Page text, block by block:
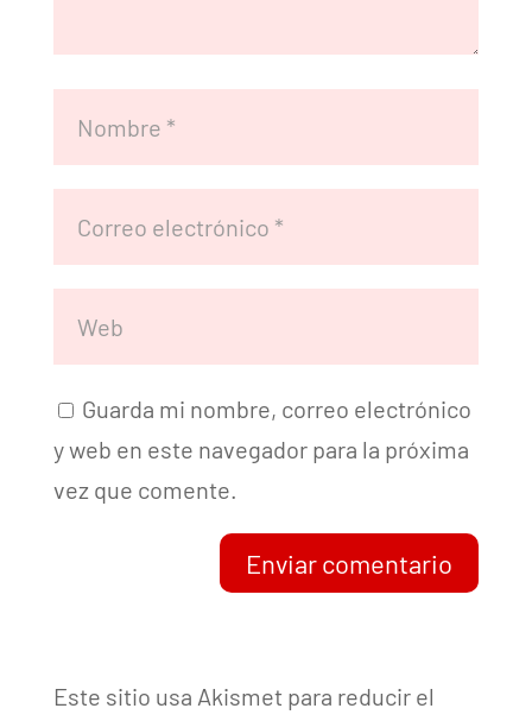
Guarda mi nombre, correo electrónico
y web en este navegador para la próxima
vez que comente.
Enviar comentario
Este sitio usa Akismet para reducir el